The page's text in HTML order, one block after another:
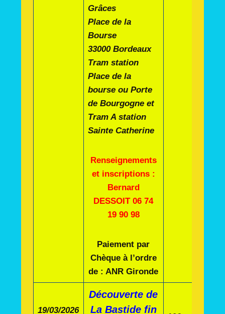
Grâces
Place de la
Bourse
33000 Bordeaux
Tram station
Place de la
bourse ou Porte
de Bourgogne et
Tram A station
Sainte Catherine
Renseignements
et inscriptions :
Bernard
DESSOIT 06 74
19 90 98
Paiement par
Chèque à l’ordre
de : ANR Gironde
19/03/2026
Découverte de
La Bastide fin